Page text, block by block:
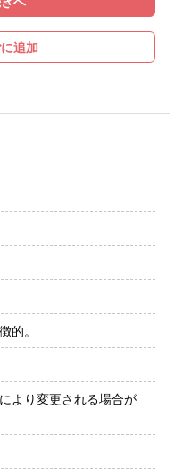
追加
的。
より変更される場合が